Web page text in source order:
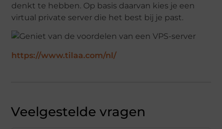
denkt te hebben. Op basis daarvan kies je een
virtual private server die het best bij je past.
https://www.tilaa.com/nl/
Veelgestelde vragen